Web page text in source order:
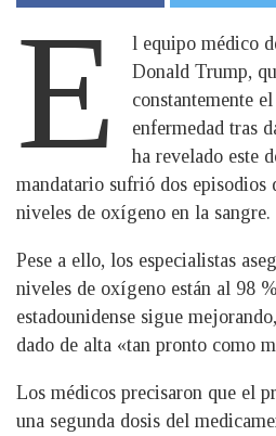
E
l equipo médico
Donald Trump,
constantemente
enfermedad tras
ha revelado este
mandatario sufrió dos episodios
niveles de oxígeno en la sangre.
Pese a ello, los especialistas
niveles de oxígeno están al 98
estadounidense sigue
dado de alta «tan pronto como
Los médicos precisaron que el
una segunda dosis del